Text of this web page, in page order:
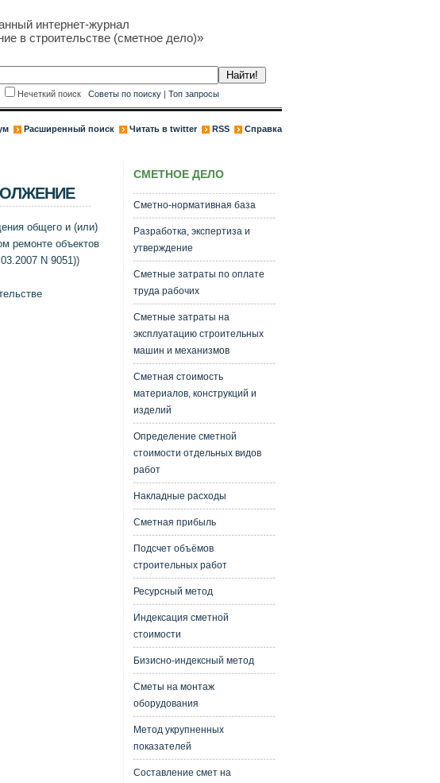
интернет-журнал
в строительстве (сметное дело)»
Нечеткий поиск Советы по поиску| Топ запросы
Расширенный поиск Читать в twitter RSS Справка
общего и (или)
ремонте объектов
N 9051))
СМЕТНОЕ ДЕЛО
Сметно-нормативная база
Разработка, экспертиза и
утверждение
Сметные затраты по оплате
труда рабочих
Сметные затраты на
эксплуатацию строительных
машин и механизмов
Сметная стоимость
материалов, конструкций и
изделий
Определение сметной
стоимости отдельных видов
работ
Накладные расходы
Сметная прибыль
Подсчет объёмов
строительных работ
Ресурсный метод
Индексация сметной
стоимости
Бизисно-индексный метод
Сметы на монтаж
оборудования
Метод укрупненных
показателей
Составление смет на